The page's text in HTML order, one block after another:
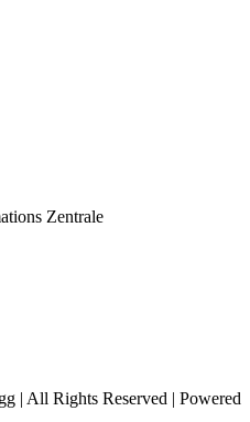
Zentrale
| All Rights Reserved | Powered